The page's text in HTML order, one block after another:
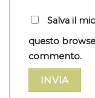
Salva il
questo
commento.